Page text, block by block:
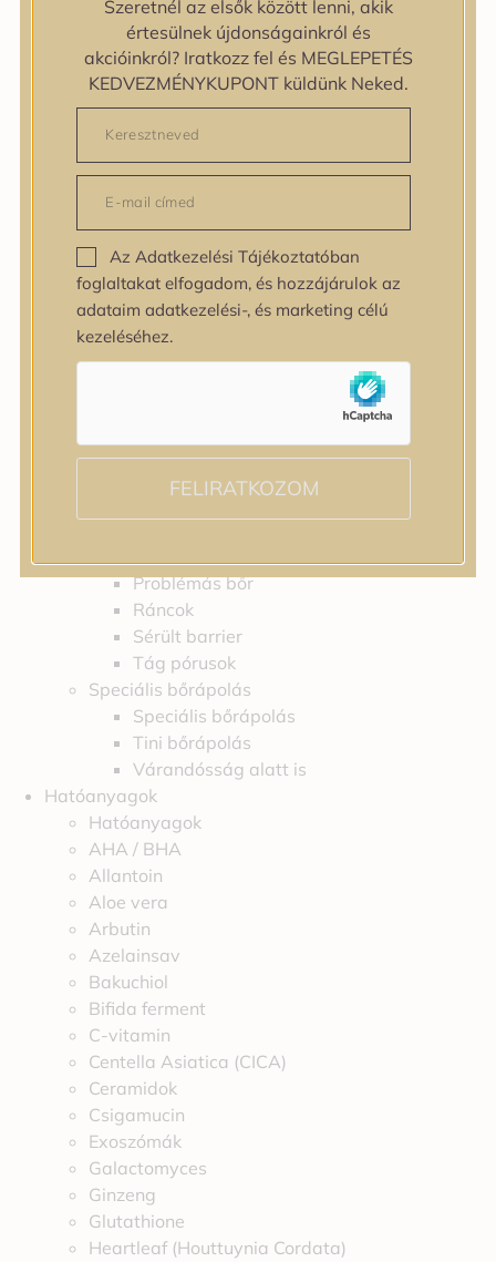
zipiderm
Bőrállapot
Bőrállapot
Bőrtípus
Bőrtípus
Kombinált
Száraz
Zsíros
Bőrprobléma
Bőrprobléma
Bőrpír
Dehidratált bőr
Érzékeny bőr
Fakóság
Problémás bőr
Ráncok
Sérült barrier
Tág pórusok
Speciális bőrápolás
Speciális bőrápolás
Tini bőrápolás
Várandósság alatt is
Hatóanyagok
Hatóanyagok
AHA / BHA
Allantoin
Aloe vera
Arbutin
Azelainsav
Bakuchiol
Bifida ferment
C-vitamin
Centella Asiatica (CICA)
Ceramidok
Csigamucin
Exoszómák
Galactomyces
Ginzeng
Glutathione
Heartleaf (Houttuynia Cordata)
Szeretnél az elsők között lenni, akik
értesülnek újdonságainkról és
akcióinkról? Iratkozz fel és MEGLEPETÉS
KEDVEZMÉNYKUPONT küldünk Neked.
Az Adatkezelési Tájékoztatóban
foglaltakat elfogadom, és hozzájárulok az
adataim adatkezelési-, és marketing célú
kezeléséhez.
FELIRATKOZOM